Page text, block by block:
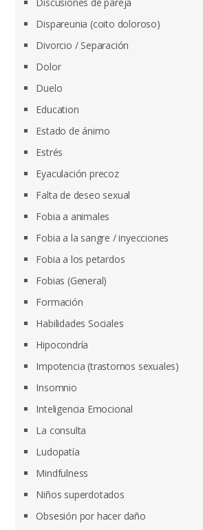
Dispareunia (coito doloroso)
Divorcio / Separación
Dolor
Duelo
Education
Estado de ánimo
Estrés
Eyaculación precoz
Falta de deseo sexual
Fobia a animales
Fobia a la sangre / inyecciones
Fobia a los petardos
Fobias (General)
Formación
Habilidades Sociales
Hipocondría
Impotencia (trastornos sexuales)
Insomnio
Inteligencia Emocional
La consulta
Ludopatía
Mindfulness
Niños superdotados
Obsesión por hacer daño